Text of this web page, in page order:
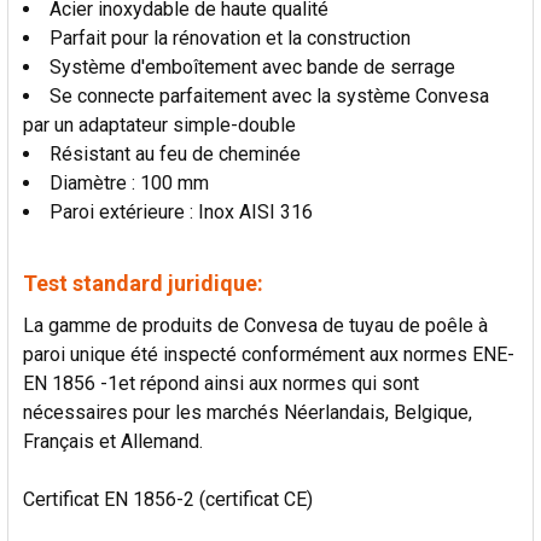
AU PANIER
Acier inoxydable de haute qualité
Parfait pour la rénovation et la construction
Système d'emboîtement avec bande de serrage
Se connecte parfaitement avec la système Convesa
par un adaptateur simple-double
Résistant au feu de cheminée
Diamètre : 100 mm
Paroi extérieure : Inox AISI 316
Test standard juridique:
La gamme de produits de Convesa de tuyau de poêle à
paroi unique été inspecté conformément aux normes ENE-
EN 1856 -1et répond ainsi aux normes qui sont
nécessaires pour les marchés Néerlandais, Belgique,
Français et Allemand.
Certificat EN 1856-2 (certificat CE)